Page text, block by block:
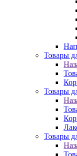
Товары
Товары
Товары